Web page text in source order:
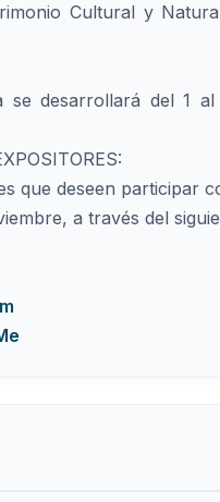
Cultural y
se desarrollará del 1
que deseen participar
a través del